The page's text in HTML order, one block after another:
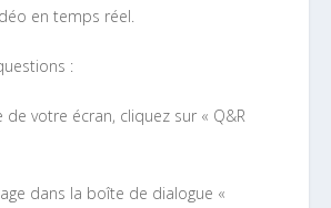
en temps réel.
:
votre écran, cliquez sur « Q&R
dans la boîte de dialogue «